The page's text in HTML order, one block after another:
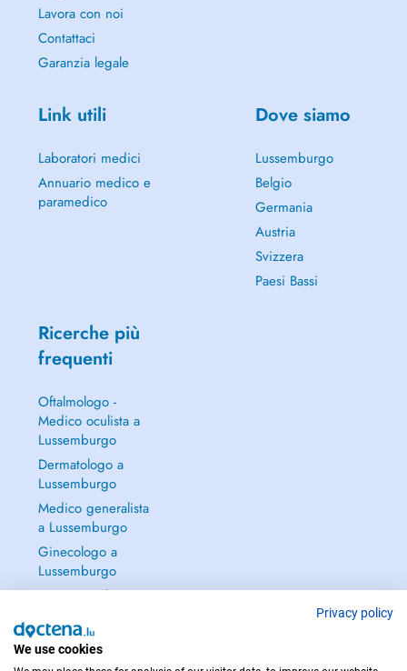
Lavora con noi
Contattaci
Garanzia legale
Link utili
Laboratori medici
Annuario medico e
paramedico
Dove siamo
Lussemburgo
Belgio
Germania
Austria
Svizzera
Paesi Bassi
Ricerche più
frequenti
Oftalmologo -
Medico oculista a
Lussemburgo
Dermatologo a
Lussemburgo
Medico generalista
a Lussemburgo
Ginecologo a
Lussemburgo
Continua a leggere
Privacy policy
We use cookies